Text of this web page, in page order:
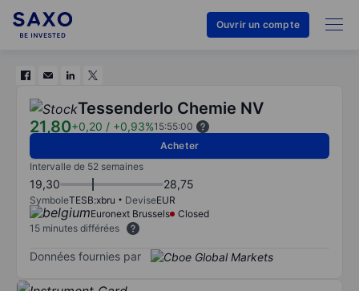
Ouvrir un compte
Tessenderlo Chemie NV
21,80+0,20 / +0,93%15:55:00
Acheter
Intervalle de 52 semaines
19,30 28,75
SymboleTESB:xbru DeviseEUR
Euronext Brussels
Closed
15 minutes différées
Données fournies par